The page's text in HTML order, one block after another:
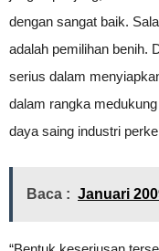
dengan sangat baik.
adalah pemilihan benih.
serius dalam
dalam rangka
daya saing industri
Baca : Januari